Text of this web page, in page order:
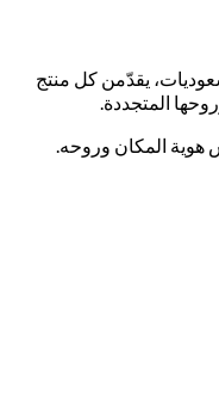
سعوديات، يقدّمن كل منتج
المتجددة.
هوية المكان وروحه.